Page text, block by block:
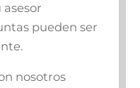
pueden ser
nosotros